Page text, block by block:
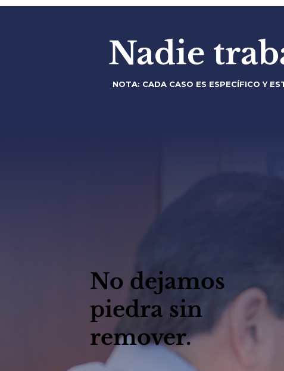
Nadie
NOTA: CADA CASO ES ESPECÍFICO Y
No dejamos
piedra sin
remover.